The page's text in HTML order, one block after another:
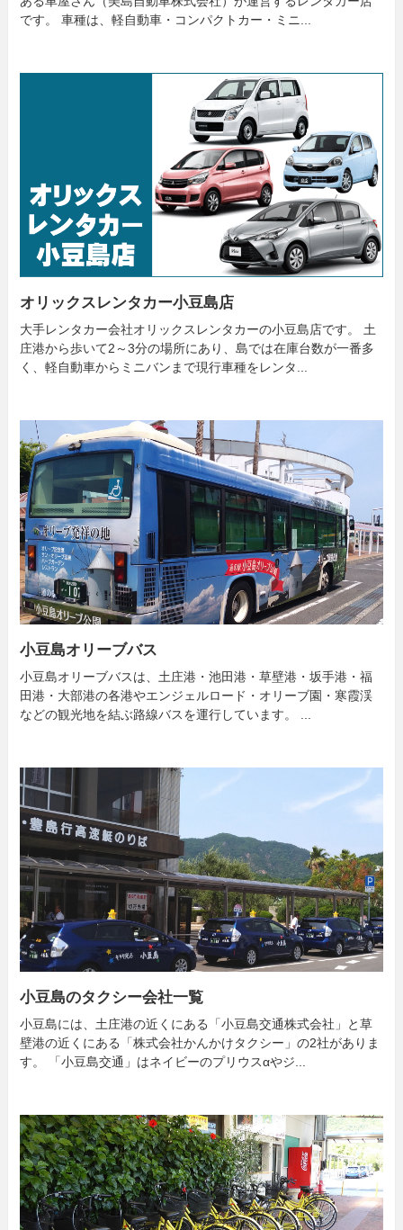
です。 車種は、軽自動車・コンパクトカー・ミニ...
オリックスレンタカー小豆島店
大手レンタカー会社オリックスレンタカーの小豆島店です。 土
庄港から歩いて2～3分の場所にあり、島では在庫台数が一番多
く、軽自動車からミニバンまで現行車種をレンタ...
小豆島オリーブバス
小豆島オリーブバスは、土庄港・池田港・草壁港・坂手港・福
田港・大部港の各港やエンジェルロード・オリーブ園・寒霞渓
などの観光地を結ぶ路線バスを運行しています。 ...
小豆島のタクシー会社一覧
小豆島には、土庄港の近くにある「小豆島交通株式会社」と草
壁港の近くにある「株式会社かんかけタクシー」の2社がありま
す。 「小豆島交通」はネイビーのプリウスαやジ...